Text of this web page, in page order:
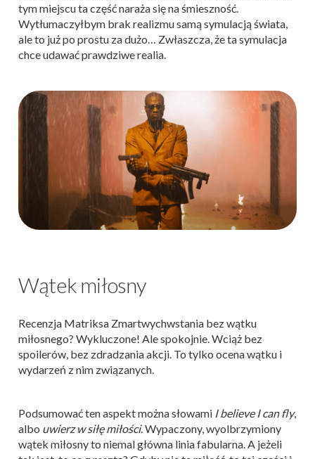
tym miejscu ta część naraża się na śmieszność.
Wytłumaczyłbym brak realizmu samą symulacją świata,
ale to już po prostu za dużo… Zwłaszcza, że ta symulacja
chce udawać prawdziwe realia.
Wątek miłosny
Recenzja Matriksa Zmartwychwstania bez wątku
miłosnego? Wykluczone! Ale spokojnie. Wciąż bez
spoilerów, bez zdradzania akcji. To tylko ocena wątku i
wydarzeń z nim związanych.
Podsumować ten aspekt można słowami I believe I can fly,
albo uwierz w siłę miłości. Wypaczony, wyolbrzymiony
wątek miłosny to niemal główna linia fabularna. A jeżeli